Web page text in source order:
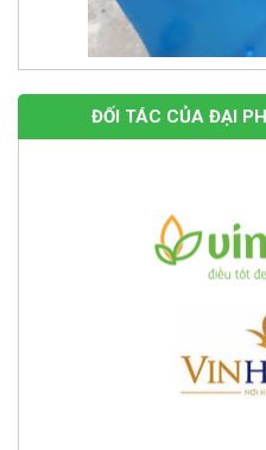
ĐỐI TÁC CỦA ĐẠI